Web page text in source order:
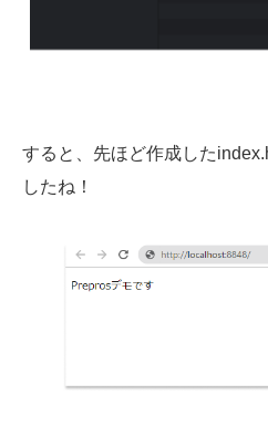
すると、先ほど作成した
したね！